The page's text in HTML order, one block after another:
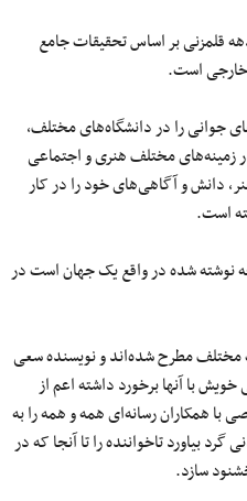
قلمزنی بر اساس تحقیقات جامع
خارجی است.
جوانی را در دانشگاه‌های مختلف،
مختلف هنری و اجتماعی
دانش و آگاهی‌های خود را در کار
است.
بر زمان» که در ۴۶۲ صفحه نوشته شده در واقع یک جهان است در
مختلف مطرح شده‌اند و نویسنده سعی
با آنها برخورد داشته اعم از
با همکاران رسانه‌ای همه و همه را به
بیاورد تاخواننده را تا آنجا که در
سازد.